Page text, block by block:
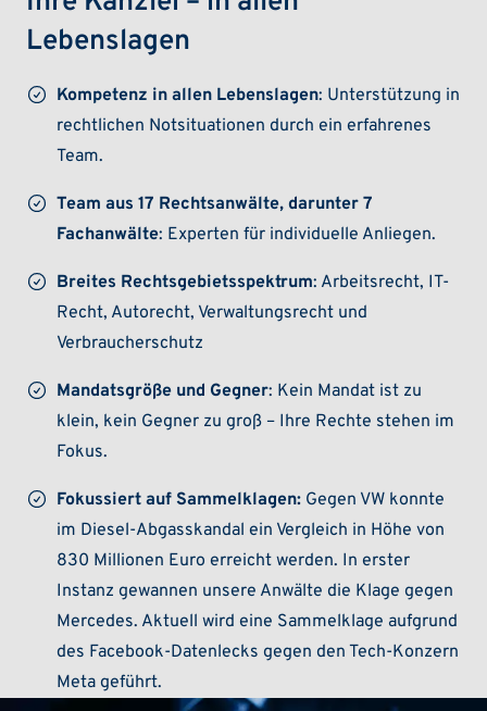
Lebenslagen
Kompetenz in allen Lebenslagen: Unterstützung in
rechtlichen Notsituationen durch ein erfahrenes
Team.
Team aus 17 Rechtsanwälte, darunter 7
Fachanwälte: Experten für individuelle Anliegen.
Breites Rechtsgebietsspektrum: Arbeitsrecht, IT-
Recht, Autorecht, Verwaltungsrecht und
Verbraucherschutz
Mandatsgröße und Gegner: Kein Mandat ist zu
klein, kein Gegner zu groß – Ihre Rechte stehen im
Fokus.
Fokussiert auf Sammelklagen: Gegen VW konnte
im Diesel-Abgasskandal ein Vergleich in Höhe von
830 Millionen Euro erreicht werden. In erster
Instanz gewannen unsere Anwälte die Klage gegen
Mercedes. Aktuell wird eine Sammelklage aufgrund
des Facebook-Datenlecks gegen den Tech-Konzern
Meta geführt.